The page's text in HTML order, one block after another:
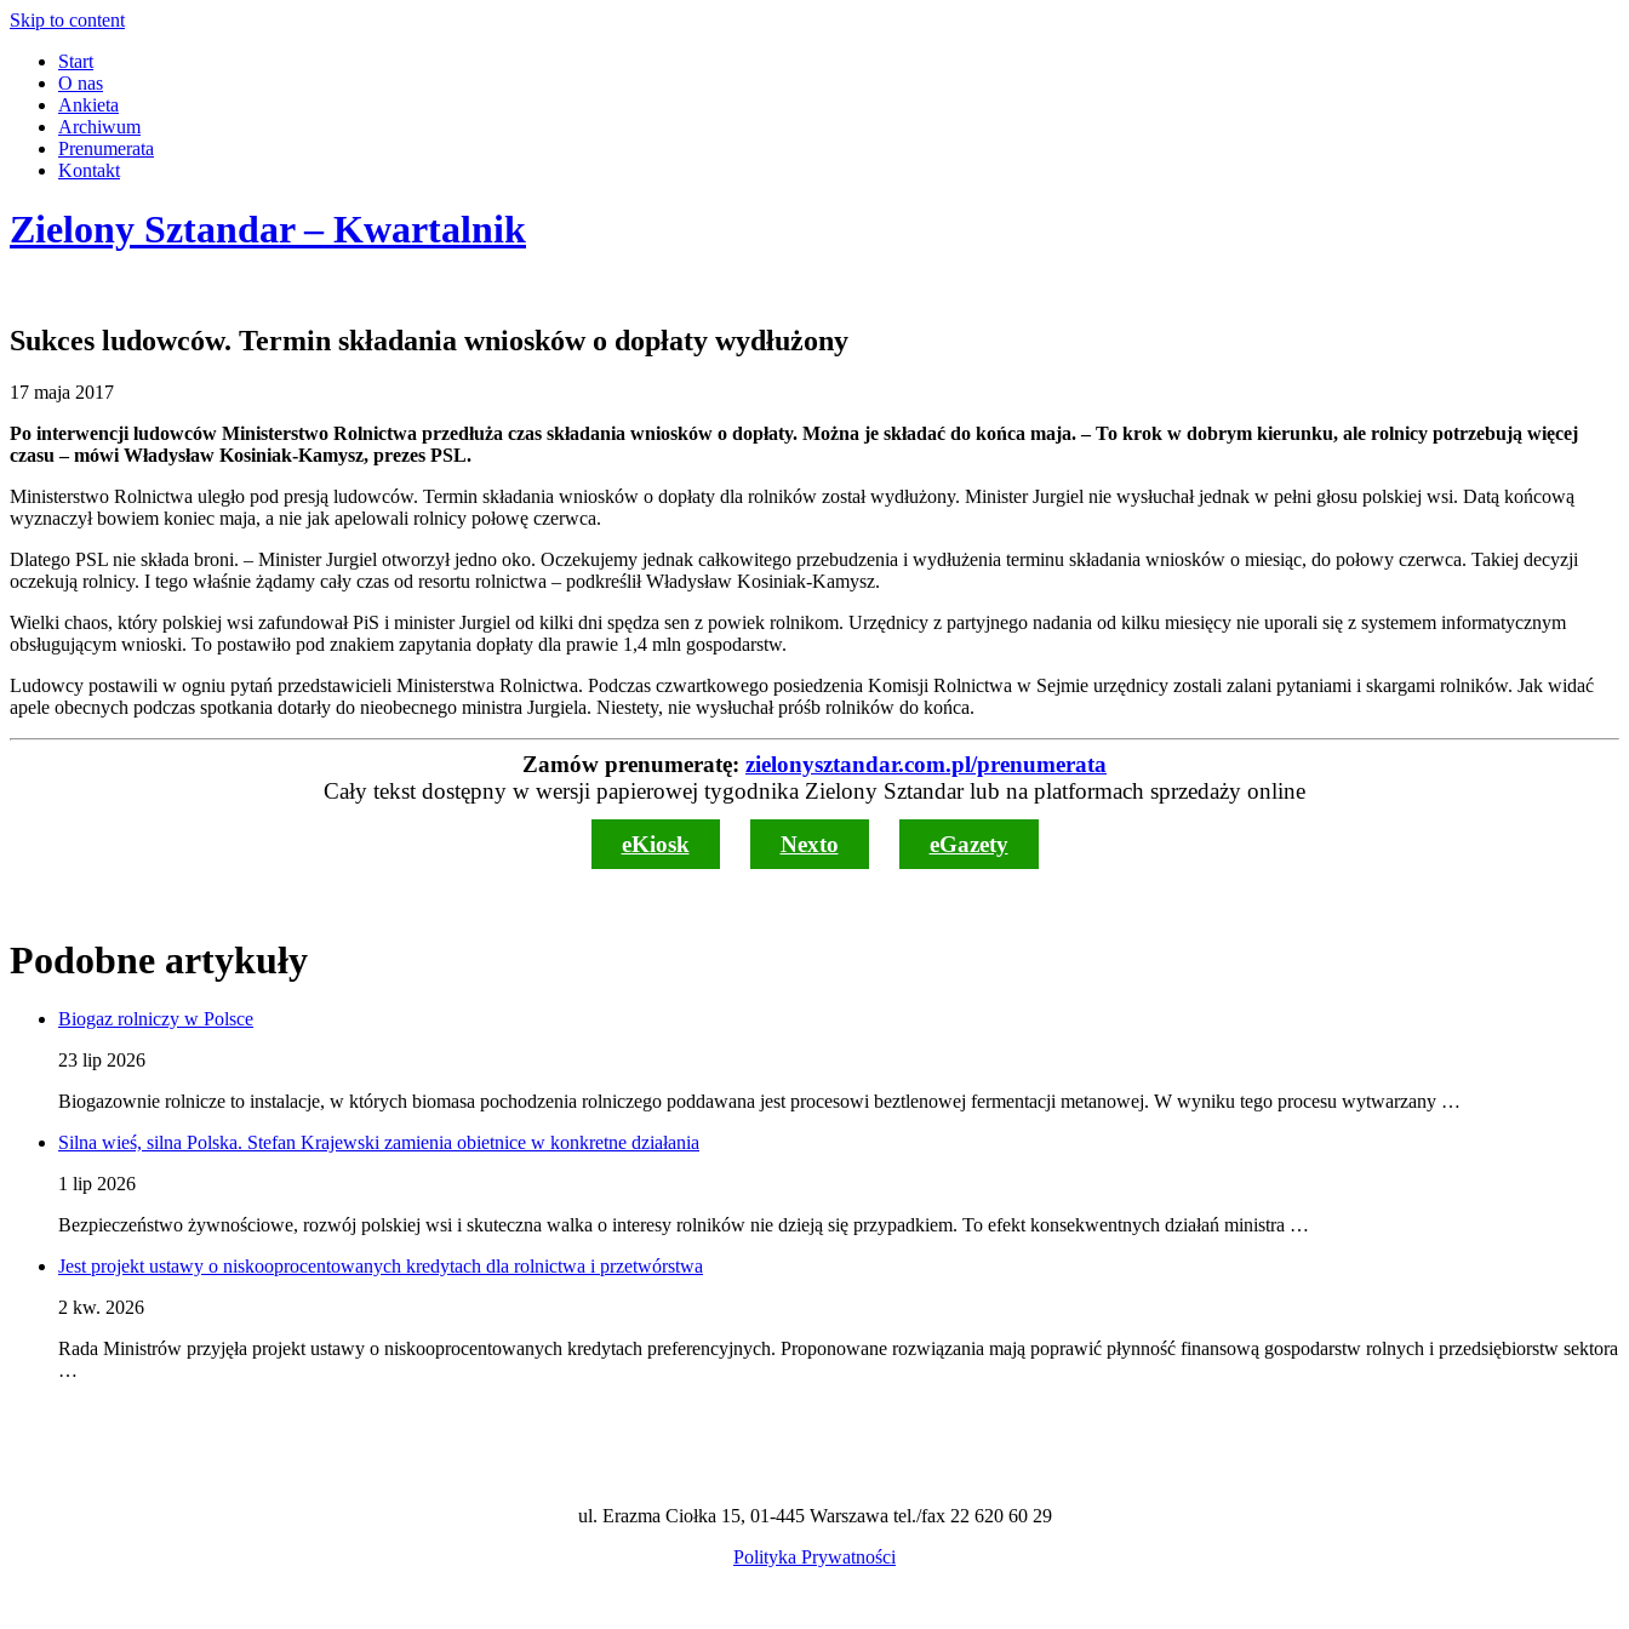
Skip to content
Start
O nas
Ankieta
Archiwum
Prenumerata
Kontakt
Zielony Sztandar – Kwartalnik
Sukces ludowców. Termin składania wniosków o dopłaty wydłużony
17 maja 2017
Po interwencji ludowców Ministerstwo Rolnictwa przedłuża czas składania wniosków o dopłaty. Można je składać do końca maja. – To krok w dobrym kierunku, ale rolnicy potrzebują więcej
czasu – mówi Władysław Kosiniak-Kamysz, prezes PSL.
Ministerstwo Rolnictwa uległo pod presją ludowców. Termin składania wniosków o dopłaty dla rolników został wydłużony. Minister Jurgiel nie wysłuchał jednak w pełni głosu polskiej wsi. Datą końcową
wyznaczył bowiem koniec maja, a nie jak apelowali rolnicy połowę czerwca.
Dlatego PSL nie składa broni. – Minister Jurgiel otworzył jedno oko. Oczekujemy jednak całkowitego przebudzenia i wydłużenia terminu składania wniosków o miesiąc, do połowy czerwca. Takiej decyzji
oczekują rolnicy. I tego właśnie żądamy cały czas od resortu rolnictwa – podkreślił Władysław Kosiniak-Kamysz.
Wielki chaos, który polskiej wsi zafundował PiS i minister Jurgiel od kilki dni spędza sen z powiek rolnikom. Urzędnicy z partyjnego nadania od kilku miesięcy nie uporali się z systemem informatycznym
obsługującym wnioski. To postawiło pod znakiem zapytania dopłaty dla prawie 1,4 mln gospodarstw.
Ludowcy postawili w ogniu pytań przedstawicieli Ministerstwa Rolnictwa. Podczas czwartkowego posiedzenia Komisji Rolnictwa w Sejmie urzędnicy zostali zalani pytaniami i skargami rolników. Jak widać
apele obecnych podczas spotkania dotarły do nieobecnego ministra Jurgiela. Niestety, nie wysłuchał próśb rolników do końca.
Zamów prenumeratę: zielonysztandar.com.pl/prenumerata
Cały tekst dostępny w wersji papierowej tygodnika Zielony Sztandar lub na platformach sprzedaży online
eKiosk Nexto eGazety
Podobne artykuły
Biogaz rolniczy w Polsce
23 lip 2026
Biogazownie rolnicze to instalacje, w których biomasa pochodzenia rolniczego poddawana jest procesowi beztlenowej fermentacji metanowej. W wyniku tego procesu wytwarzany …
Silna wieś, silna Polska. Stefan Krajewski zamienia obietnice w konkretne działania
1 lip 2026
Bezpieczeństwo żywnościowe, rozwój polskiej wsi i skuteczna walka o interesy rolników nie dzieją się przypadkiem. To efekt konsekwentnych działań ministra …
Jest projekt ustawy o niskooprocentowanych kredytach dla rolnictwa i przetwórstwa
2 kw. 2026
Rada Ministrów przyjęła projekt ustawy o niskooprocentowanych kredytach preferencyjnych. Proponowane rozwiązania mają poprawić płynność finansową gospodarstw rolnych i przedsiębiorstw sektora
…
ul. Erazma Ciołka 15, 01-445 Warszawa tel./fax 22 620 60 29
Polityka Prywatności